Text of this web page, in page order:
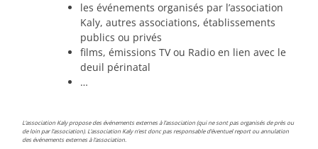
les événements organisés par l’association
Kaly, autres associations, établissements
publics ou privés
films, émissions TV ou Radio en lien avec le
deuil périnatal
…
L’association Kaly propose des événements externes à l’association (qui ne sont pas organisés de près ou
de loin par l’association). L’association Kaly n’est donc pas responsable d’éventuel report ou annulation
des événements externes à l’association.